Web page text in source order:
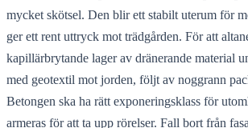
mycket skötsel. Den blir ett stabilt uterum för
ger ett rent uttryck mot trädgården. För att
kapillärbrytande lager av dränerande material
med geotextil mot jorden, följt av noggrann
Betongen ska ha rätt exponeringsklass för
armeras för att ta upp rörelser. Fall bort från